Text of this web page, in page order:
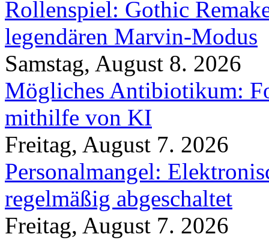
Rollenspiel: Gothic
legendären Marvin-Modus
Samstag, August 8. 2026
Mögliches Antibiotikum:
mithilfe von KI
Freitag, August 7. 2026
Personalmangel:
regelmäßig abgeschaltet
Freitag, August 7. 2026